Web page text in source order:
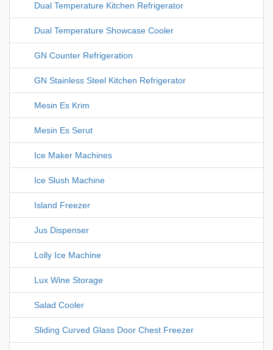
Dual Temperature Kitchen Refrigerator
Dual Temperature Showcase Cooler
GN Counter Refrigeration
GN Stainless Steel Kitchen Refrigerator
Mesin Es Krim
Mesin Es Serut
Ice Maker Machines
Ice Slush Machine
Island Freezer
Jus Dispenser
Lolly Ice Machine
Lux Wine Storage
Salad Cooler
Sliding Curved Glass Door Chest Freezer